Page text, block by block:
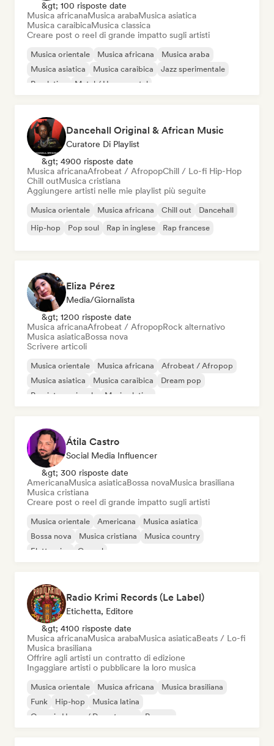
&gt; 100 risposte date
Musica africanaMusica arabaMusica asiatica
Musica caraibicaMusica classica
Creare post o reel di grande impatto sugli artisti
Musica orientale Musica africana
Musica araba
Musica asiatica
Musica caraibica
Jazz sperimentale
Pop latino
Metal / Heavy metal
Dancehall Original & African Music
Curatore Di Playlist
&gt; 4900 risposte date
Musica africanaAfrobeat / AfropopChill / Lo-fi Hip-Hop
Chill outMusica cristiana
Aggiungere artisti nelle mie playlist più seguite
Musica orientale Musica africana Chill out
Dancehall
Hip-hop
Pop soul Rap in inglese Rap francese
Eliza Pérez
Media/Giornalista
&gt; 1200 risposte date
Musica africanaAfrobeat / AfropopRock alternativo
Musica asiaticaBossa nova
Scrivere articoli
Musica orientale Musica africana
Afrobeat / Afropop
Musica asiatica
Musica caraibica
Dream pop
Pop internazionale
Musica latina
Átila Castro
Social Media Influencer
&gt; 300 risposte date
AmericanaMusica asiaticaBossa novaMusica brasiliana
Musica cristiana
Creare post o reel di grande impatto sugli artisti
Musica orientale Americana
Musica asiatica
Bossa nova
Musica cristiana
Musica country
Elettronica
Gospel
Radio Krimi Records (Le Label)
Etichetta, Editore
&gt; 4100 risposte date
Musica africanaMusica arabaMusica asiaticaBeats / Lo-fi
Musica brasiliana
Offrire agli artisti un contratto di edizione
Ingaggiare artisti o pubblicare la loro musica
Musica orientale Musica africana
Musica brasiliana
Funk
Hip-hop
Musica latina
Organic House / Downtempo
Reggae